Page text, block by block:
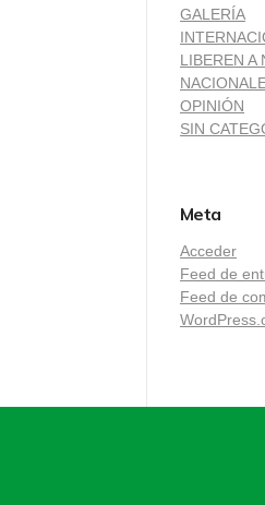
GALERÍA
LIBEREN A
OPINIÓN
SIN
Meta
Acceder
Feed de
Feed de